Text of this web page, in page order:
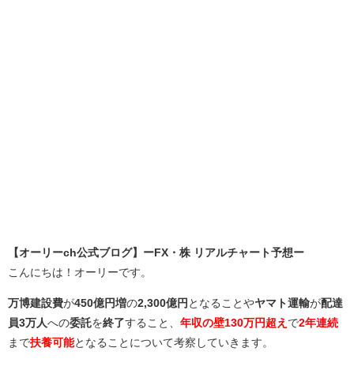
【オーリーch公式ブログ】ーFX・株 リアルチャート予想ー
こんにちは！オーリーです。
万博建設費が450億円増の2,300億円 となることやヤマト運輸が配達
員3万人への委託を終了すること、 年収の壁130万円超え で2年連続
まで扶養可能となることについて考察していきます。